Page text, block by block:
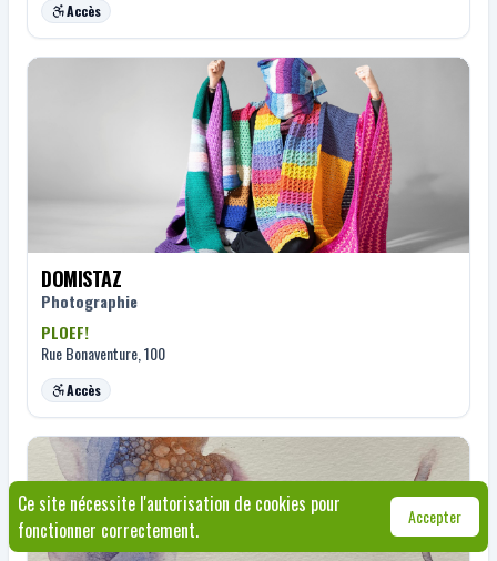
Ce site nécessite l'autorisation de cookies pour
fonctionner correctement.
Accepter
Accès
DOMISTAZ
Photographie
PLOEF!
Rue Bonaventure, 100
Accès